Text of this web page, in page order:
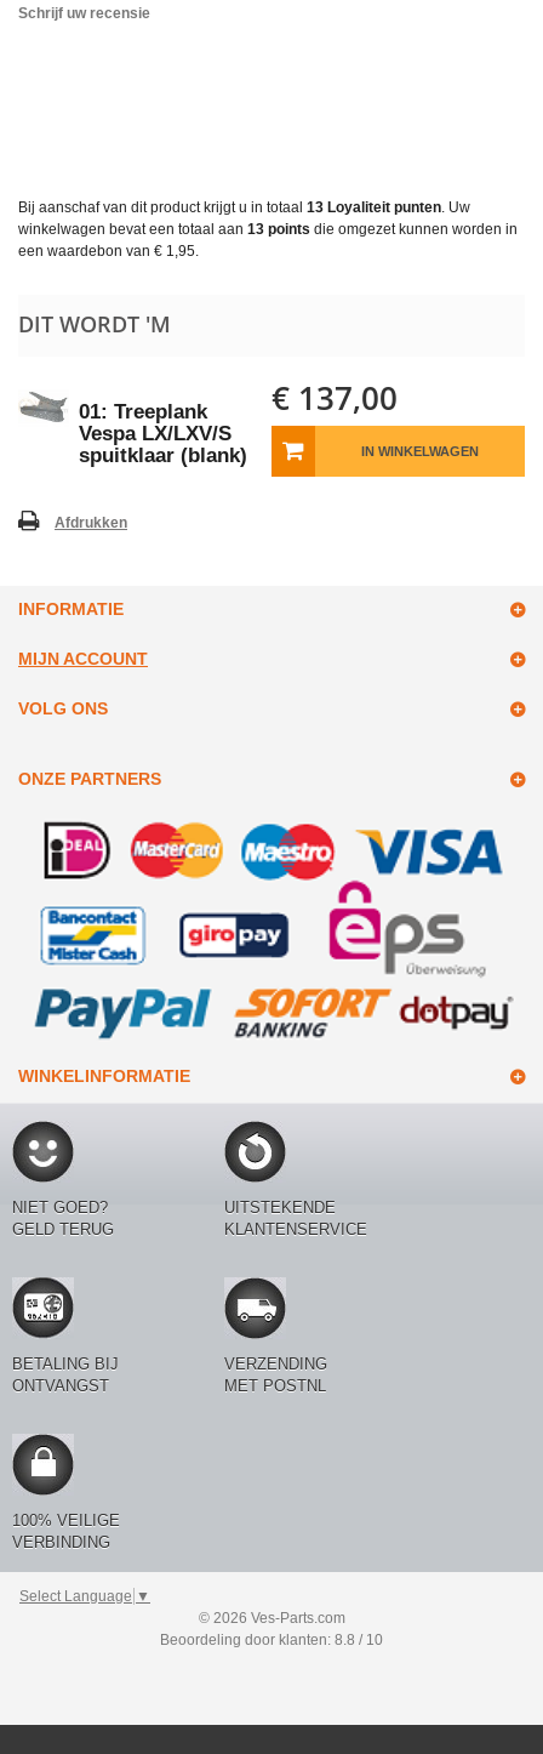
Schrijf uw recensie
Bij aanschaf van dit product krijgt u in totaal 13 Loyaliteit punten. Uw
winkelwagen bevat een totaal aan 13 points die omgezet kunnen worden in
een waardebon van € 1,95.
DIT WORDT 'M
01: Treeplank
Vespa LX/LXV/S
spuitklaar (blank)
€ 137,00
IN WINKELWAGEN
Afdrukken
INFORMATIE
MIJN ACCOUNT
VOLG ONS
ONZE PARTNERS
WINKELINFORMATIE
NIET GOED?
GELD TERUG
UITSTEKENDE
KLANTENSERVICE
BETALING BIJ
ONTVANGST
VERZENDING
MET POSTNL
100% VEILIGE
VERBINDING
Select Language ▼
© 2026 Ves-Parts.com
Beoordeling door klanten: 8.8 / 10